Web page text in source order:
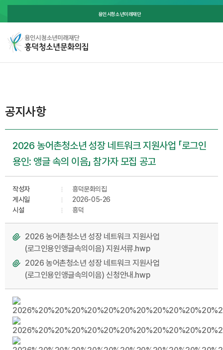
용인시청소년미래재단
공지사항
2026 농어촌청소년 성장 네트워크 지원사업 「로그인
용인: 앵글 속의 이음」 참가자 모집 공고
작성자
흥덕문화의집
게시일
2026-05-26
시설
흥덕
2026 농어촌청소년 성장 네트워크 지원사업
(로그인용인앵글속의이음) 지원서류.hwp
2026 농어촌청소년 성장 네트워크 지원사업
(로그인용인앵글속의이음) 신청안내.hwp